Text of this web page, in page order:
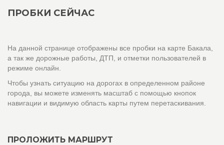
ПРОБКИ СЕЙЧАС
На данной странице отображены все пробки на карте Бакала,
а так же дорожные работы, ДТП, и отметки пользователей в
режиме онлайн.
Чтобы узнать ситуацию на дорогах в определенном районе
города, вы можете изменять масштаб с помощью кнопок
навигации и видимую область карты путем перетаскивания.
ПРОЛОЖИТЬ МАРШРУТ